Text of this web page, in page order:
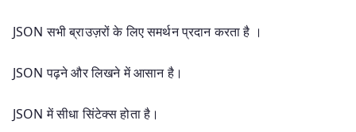
JSON सभी ब्राउज़रों के लिए समर्थन प्रदान करता है ।
JSON पढ़ने और लिखने में आसान है।
JSON में सीधा सिंटेक्स होता है।